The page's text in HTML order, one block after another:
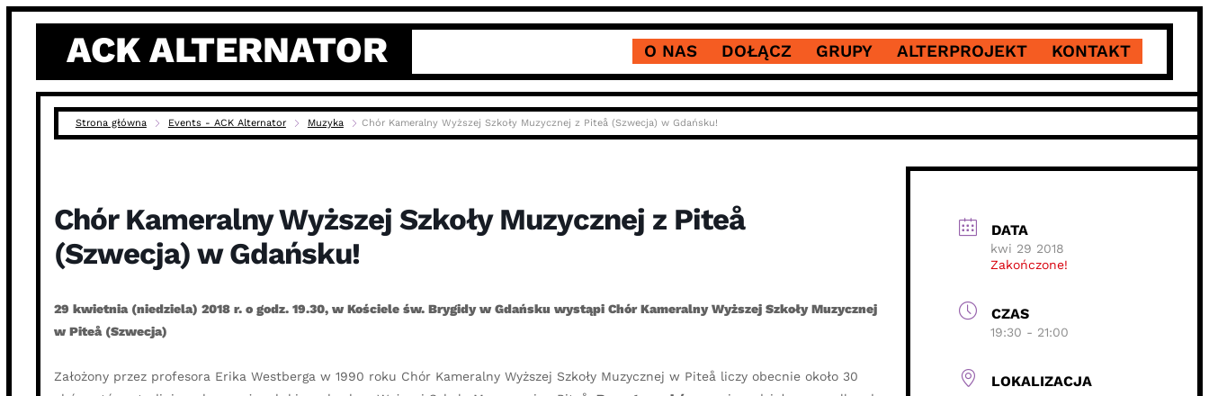
content
ACK ALTERNATOR O NAS DOŁĄCZ GRUPY ALTERPROJEKT KONTAKT
Strona główna Events - ACK Alternator Muzyka Chór Kameralny Wyższej Szkoły Muzycznej z Piteå (Szwecja) w Gdańsku!
Chór Kameralny Wyższej Szkoły Muzycznej z Piteå
(Szwecja) w Gdańsku!
29 kwietnia (niedziela) 2018 r. o godz. 19.30, w Kościele św. Brygidy w Gdańsku wystąpi Chór Kameralny Wyższej Szkoły Muzycznej
w Piteå (Szwecja)
Założony przez profesora Erika Westberga w 1990 roku Chór Kameralny Wyższej Szkoły Muzycznej w Piteå liczy obecnie około 30
DATA
kwi 29 2018
Zakończone!
CZAS
19:30 - 21:00
LOKALIZACJA